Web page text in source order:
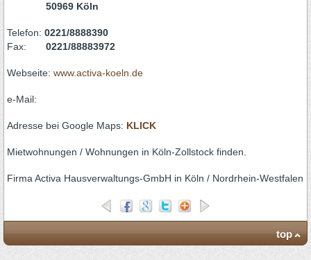
50969 Köln
Telefon: 0221/8888390
Fax: 0221/88883972
Webseite: www.activa-koeln.de
e-Mail:
Adresse bei Google Maps: KLICK
Mietwohnungen / Wohnungen in Köln-Zollstock finden.
Firma Activa Hausverwaltungs-GmbH in Köln / Nordrhein-Westfalen
top